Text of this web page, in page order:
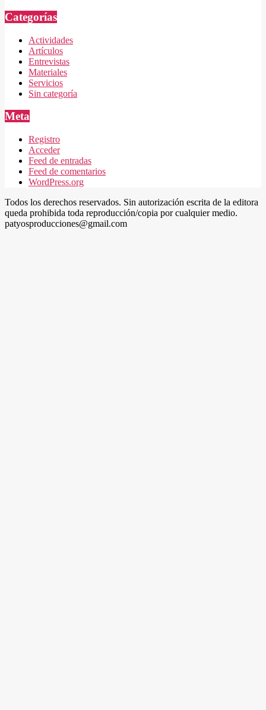
Categorías
Actividades
Artículos
Entrevistas
Materiales
Servicios
Sin categoría
Meta
Registro
Acceder
Feed de entradas
Feed de comentarios
WordPress.org
Todos los derechos reservados. Sin autorización escrita de la editora
queda prohibida toda reproducción/copia por cualquier medio.
patyosproducciones@gmail.com